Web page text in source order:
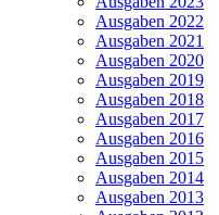
Ausgaben 2022
Ausgaben 2021
Ausgaben 2020
Ausgaben 2019
Ausgaben 2018
Ausgaben 2017
Ausgaben 2016
Ausgaben 2015
Ausgaben 2014
Ausgaben 2013